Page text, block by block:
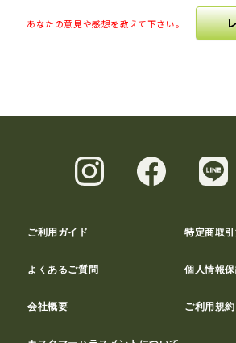
あなたの意見や感想を教えて下さい。
ご利用ガイド 特定商取
よくあるご質問 個人情報
会社概要 ご利用規約